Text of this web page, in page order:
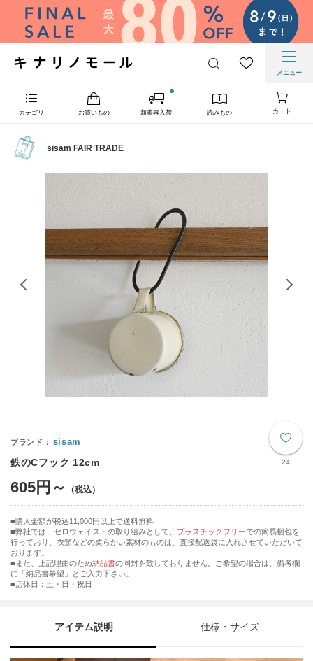
メニュー
カテゴリ お買いもの 新着再入荷 読みもの カート
sisam FAIR TRADE
24
sisam
鉄のCフック 12cm
605円～
購入金額が税込11,000円以上で送料無料
弊社では、ゼロウェイストの取り組みとして、 プラスチックフリーでの簡易梱包を
行っており、衣類などの柔らかい素材のものは、直接配送袋に入れさせていただいて
おります。
■また、上記理由のため納品書の同封を致しておりません。ご希望の場合は、備考欄
に「納品書希望」とご入力下さい。
■店休日：土・日・祝日
アイテム説明 仕様・サイズ